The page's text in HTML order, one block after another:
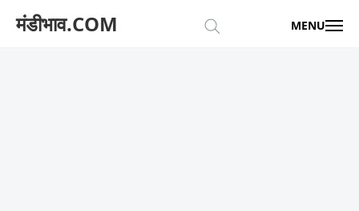
मंडीभाव.COM MENU